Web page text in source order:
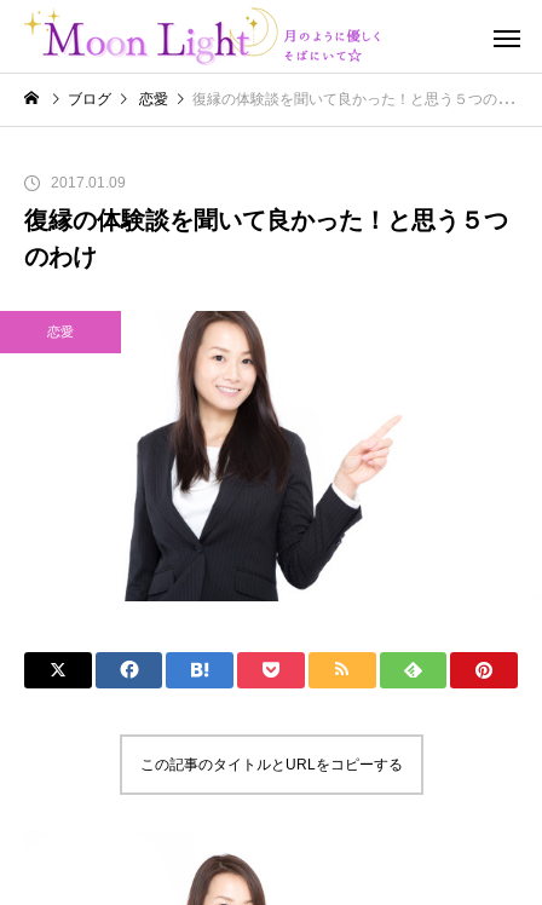
ブログ 恋愛 復縁の体験談を聞いて良かった！と思う５つのわけ
2017.01.09
復縁の体験談を聞いて良かった！と思う５つ
のわけ
恋愛
この記事のタイトルとURLをコピーする